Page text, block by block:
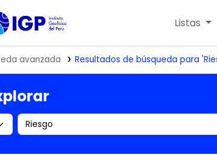
IGP
Listas
avanzada Resultados de búsqueda para
Buscar en el catálogo por palabra